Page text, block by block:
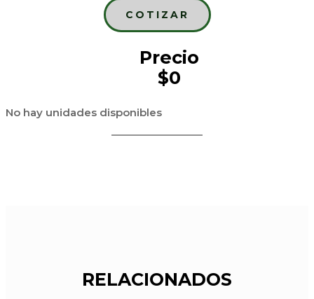
COTIZAR
Precio
$0
No hay unidades disponibles
RELACIONADOS